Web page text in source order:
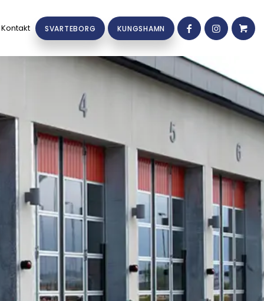
Kontakt SVARTEBORG KUNGSHAMN